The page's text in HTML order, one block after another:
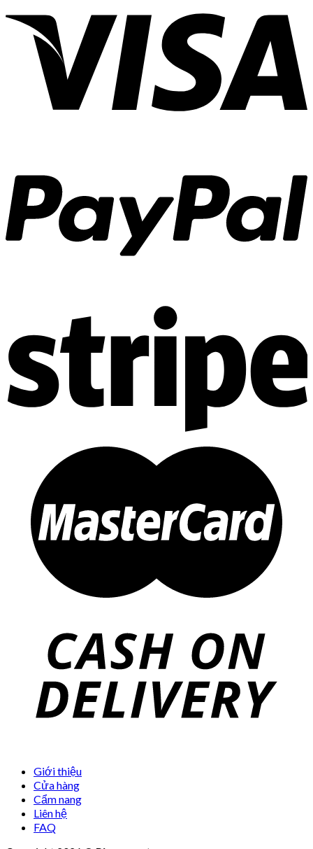
Giới thiệu
Cửa hàng
Cẩm nang
Liên hệ
FAQ